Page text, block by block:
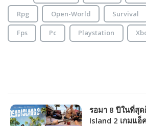
Rpg Open-World Survival
Fps Pc Playstation
รอมา 8 ปีในที่สุ
Island 2 เกมแ